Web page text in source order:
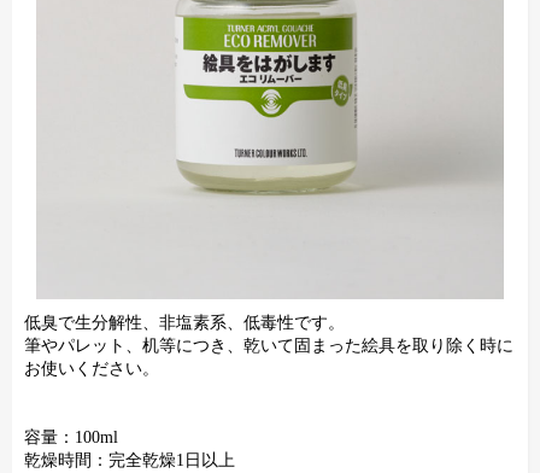
低臭で生分解性、非塩素系、低毒性です。
筆やパレット、机等につき、乾いて固まった絵具を取り除く時に
お使いください。
容量：100ml
乾燥時間：完全乾燥1日以上